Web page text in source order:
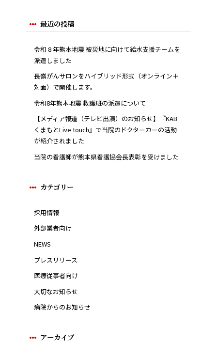
最近の投稿
令和 8 年熊本地震 被災地に向けて給水支援チームを
派遣しました
長嶺がんサロンをハイブリッド形式（オンライン＋
対面）で開催します。
令和8年熊本地震 救護班の派遣について
【メディア報道（テレビ出演）のお知らせ】『KAB
くまもとLive touch』で当院のドクターカーの活動
が紹介されました
当院の看護師が熊本県看護協会長表彰を受けました
カテゴリー
採用情報
外部業者向け
NEWS
プレスリリース
医療従事者向け
大切なお知らせ
病院からのお知らせ
アーカイブ